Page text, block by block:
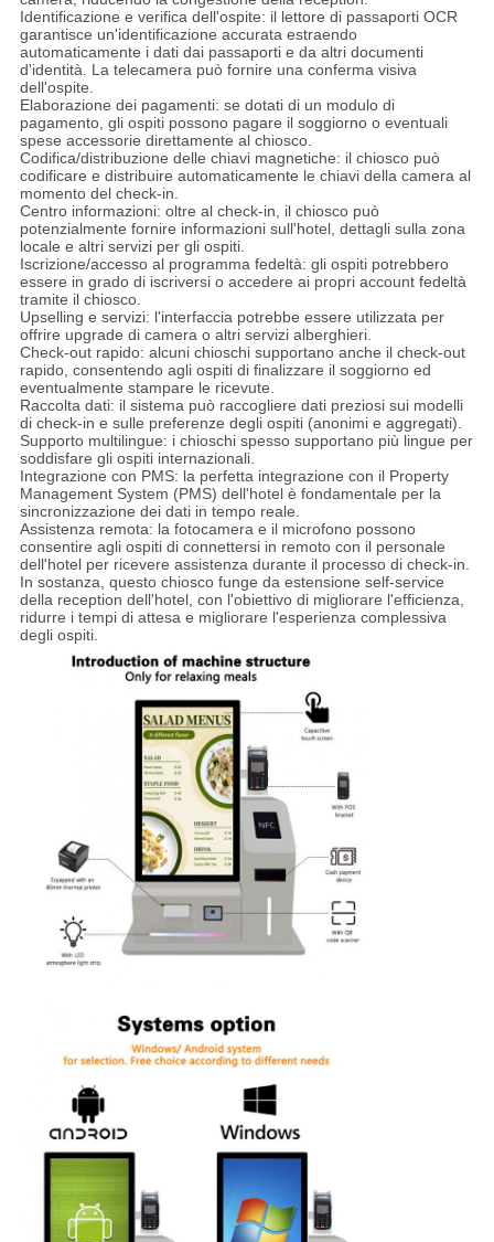
Identificazione e verifica dell'ospite: il lettore di passaporti OCR
garantisce un'identificazione accurata estraendo
automaticamente i dati dai passaporti e da altri documenti
d'identità. La telecamera può fornire una conferma visiva
dell'ospite.
Elaborazione dei pagamenti: se dotati di un modulo di
pagamento, gli ospiti possono pagare il soggiorno o eventuali
spese accessorie direttamente al chiosco.
Codifica/distribuzione delle chiavi magnetiche: il chiosco può
codificare e distribuire automaticamente le chiavi della camera al
momento del check-in.
Centro informazioni: oltre al check-in, il chiosco può
potenzialmente fornire informazioni sull'hotel, dettagli sulla zona
locale e altri servizi per gli ospiti.
Iscrizione/accesso al programma fedeltà: gli ospiti potrebbero
essere in grado di iscriversi o accedere ai propri account fedeltà
tramite il chiosco.
Upselling e servizi: l'interfaccia potrebbe essere utilizzata per
offrire upgrade di camera o altri servizi alberghieri.
Check-out rapido: alcuni chioschi supportano anche il check-out
rapido, consentendo agli ospiti di finalizzare il soggiorno ed
eventualmente stampare le ricevute.
Raccolta dati: il sistema può raccogliere dati preziosi sui modelli
di check-in e sulle preferenze degli ospiti (anonimi e aggregati).
Supporto multilingue: i chioschi spesso supportano più lingue per
soddisfare gli ospiti internazionali.
Integrazione con PMS: la perfetta integrazione con il Property
Management System (PMS) dell'hotel è fondamentale per la
sincronizzazione dei dati in tempo reale.
Assistenza remota: la fotocamera e il microfono possono
consentire agli ospiti di connettersi in remoto con il personale
dell'hotel per ricevere assistenza durante il processo di check-in.
In sostanza, questo chiosco funge da estensione self-service
della reception dell'hotel, con l'obiettivo di migliorare l'efficienza,
ridurre i tempi di attesa e migliorare l'esperienza complessiva
degli ospiti.